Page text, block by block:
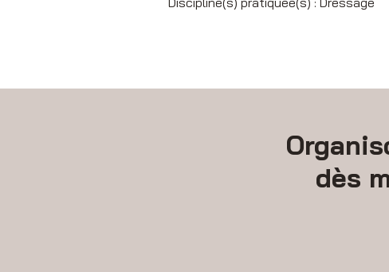
dès